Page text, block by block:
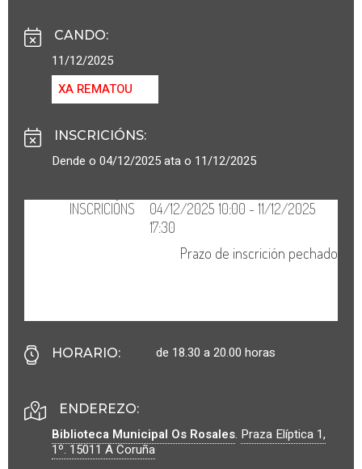
CANDO:
11/12/2025
XA REMATOU
INSCRICIÓNS:
Dende o 04/12/2025 ata o 11/12/2025
HORARIO: de 18.30 a 20.00 horas
ENDEREZO:
Biblioteca Municipal Os Rosales. Praza Elíptica 1,
1º.15011A Coruña